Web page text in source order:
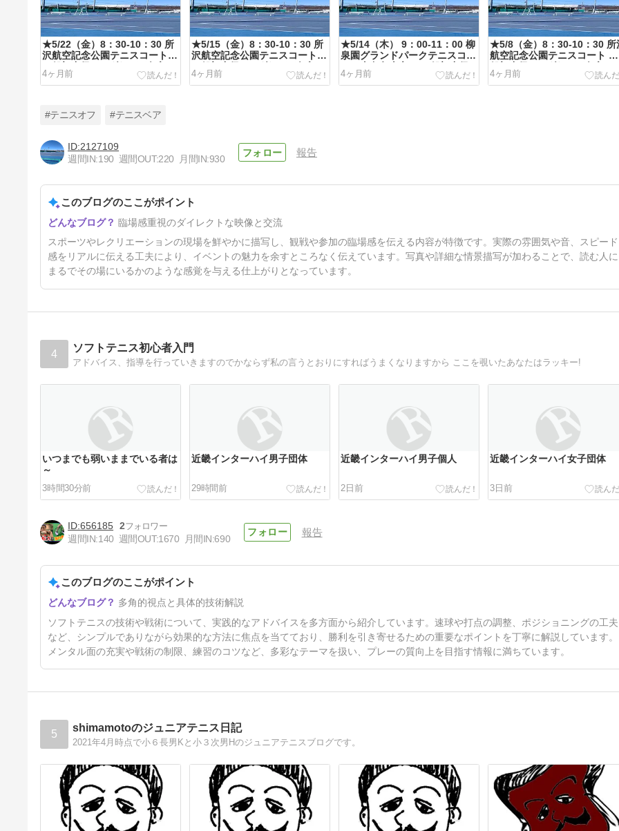
★5/22（金）8：30-10：30 所
沢航空記念公園テニスコート
一般初中級から 楽しくダブル
ス♪
4ヶ月前
★5/15（金）8：30-10：30 所
沢航空記念公園テニスコート
一般初中級から 楽しくダブル
ス♪
4ヶ月前
★5/14（木） 9：00-11：00 柳
泉園グランドパークテニスコー
ト（東久留米市） 一般初中級
から ダブルスゲーム♪
4ヶ月前
★5/8（金）8：30-10：30 所
航空記念公園テニスコート 一
般初中級から 楽しくダブル
4ヶ月前
10：30 所沢航空記念公園テニ
スコート 一般初中級から 楽し
くダブルス♪
4ヶ月前
#テニスオフ #テニスベア
2127109
週間IN:190 週間OUT:220 月間IN:930
報告
このブログのここがポイント
臨場感重視のダイレクトな映像と交流
スポーツやレクリエーションの現場を鮮やかに描写し、観戦や参加の臨場感を伝える内容が特徴です。実際の雰囲気や音、スピード
感をリアルに伝える工夫により、イベントの魅力を余すところなく伝えています。写真や詳細な情景描写が加わることで、読む人に
まるでその場にいるかのような感覚を与える仕上がりとなっています。
4 ソフトテニス初心者入門
アドバイス、指導を行っていきますのでかならず私の言うとおりにすればうまくなりますから ここを覗いたあなたはラッキー!
いつまでも弱いままでいる者は
～
3時間30分前
近畿インターハイ男子団体
29時間前
近畿インターハイ男子個人
2日前
近畿インターハイ女子団体
3日前
近畿インターハイ女子個人
4日前
656185 2
週間IN:140 週間OUT:1670 月間IN:690
報告
このブログのここがポイント
多角的視点と具体的技術解説
ソフトテニスの技術や戦術について、実践的なアドバイスを多方面から紹介しています。速球や打点の調整、ポジショニングの工夫
など、シンプルでありながら効果的な方法に焦点を当てており、勝利を引き寄せるための重要なポイントを丁寧に解説しています。
メンタル面の充実や戦術の制限、練習のコツなど、多彩なテーマを扱い、プレーの質向上を目指す情報に満ちています。
5 shimamotoのジュニアテニス日記
2021年4月時点で小６長男Kと小３次男Hのジュニアテニスブログです。